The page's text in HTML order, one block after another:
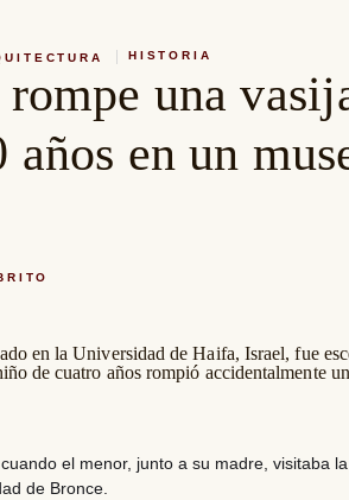
HISTORIA
una
años en un
en la Universidad de Haifa, Israel, fue
de cuatro años rompió accidentalmente
el menor, junto a su madre, visitaba
de Bronce.